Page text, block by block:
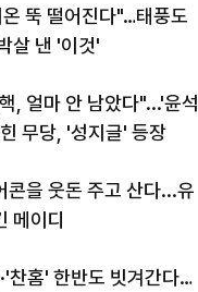
뚝 떨어진다"…태풍도
살 낸 '이것'
, 얼마 안 남았다"...'윤석
무당, '성지글' 등장
콘을 웃돈 주고 산다...유
메이디
찬홈' 한반도 빗겨간다…